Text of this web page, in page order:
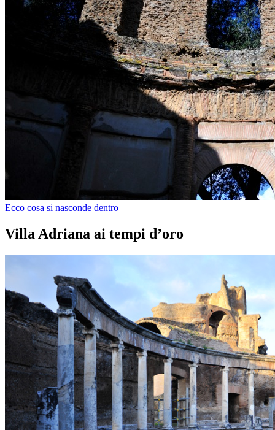
Ecco cosa si nasconde dentro
Villa Adriana ai tempi d’oro